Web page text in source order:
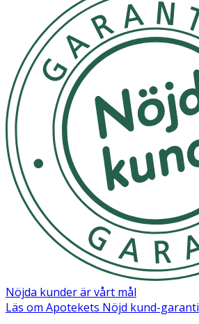
Nöjda kunder är vårt mål
Läs om Apotekets Nöjd kund-garanti